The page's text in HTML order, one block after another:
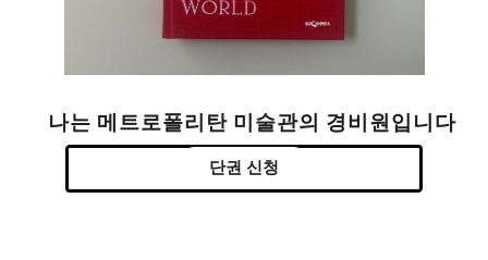
나는 메트로폴리탄 미술관의 경비원입니다
단권 신청